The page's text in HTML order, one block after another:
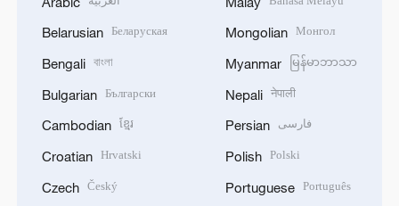
Belarusian Беларуская
Bengali বাংলা
Bulgarian Български
Cambodian ខ្មែរ
Croatian Hrvatski
Czech Český
Mongolian Монгол
Myanmar မြန်မာဘာသာ
Nepali नेपाली
Persian فارسی
Polish Polski
Portuguese Português